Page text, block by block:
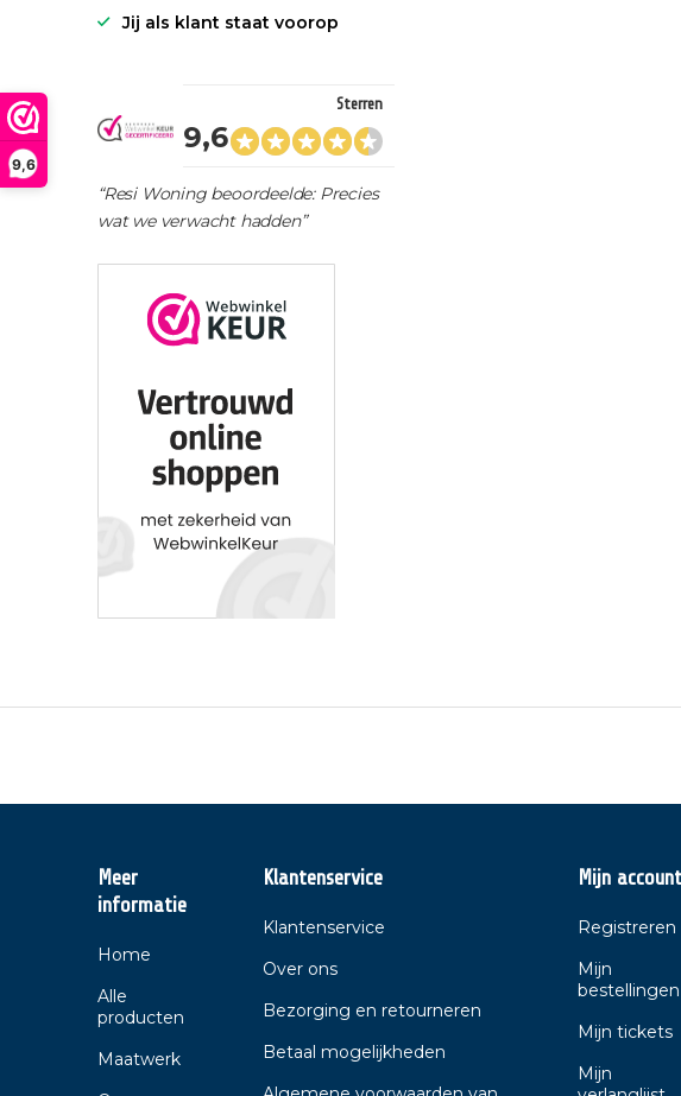
9,6
Jij als klant staat voorop
9,6
Sterren
“Resi Woning beoordeelde: Precies
wat we verwacht hadden”
Meer
informatie
Home
Alle
producten
Maatwerk
Klantenservice
Klantenservice
Over ons
Bezorging en retourneren
Betaal mogelijkheden
Mijn account
Registreren
Mijn
bestellingen
Mijn tickets
Mijn